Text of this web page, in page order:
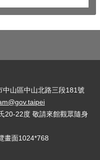
山區中山北路三段181號
20-22度 敬請來館觀眾隨身
畫面1024*768